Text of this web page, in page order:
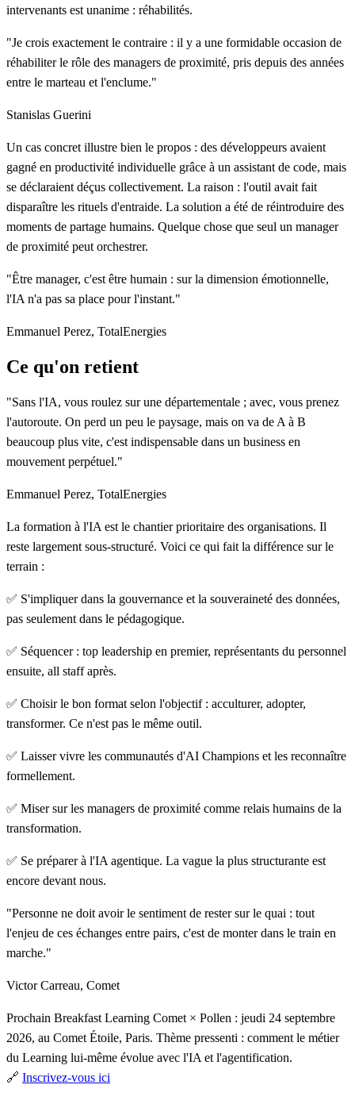
intervenants est unanime : réhabilités.
"Je crois exactement le contraire : il y a une formidable occasion de
réhabiliter le rôle des managers de proximité, pris depuis des années
entre le marteau et l'enclume."
Stanislas Guerini
Un cas concret illustre bien le propos : des développeurs avaient
gagné en productivité individuelle grâce à un assistant de code, mais
se déclaraient déçus collectivement. La raison : l'outil avait fait
disparaître les rituels d'entraide. La solution a été de réintroduire des
moments de partage humains. Quelque chose que seul un manager
de proximité peut orchestrer.
"Être manager, c'est être humain : sur la dimension émotionnelle,
l'IA n'a pas sa place pour l'instant."
Emmanuel Perez, TotalEnergies
Ce qu'on retient
"Sans l'IA, vous roulez sur une départementale ; avec, vous prenez
l'autoroute. On perd un peu le paysage, mais on va de A à B
beaucoup plus vite, c'est indispensable dans un business en
mouvement perpétuel."
Emmanuel Perez, TotalEnergies
La formation à l'IA est le chantier prioritaire des organisations. Il
reste largement sous-structuré. Voici ce qui fait la différence sur le
terrain :
✅ S'impliquer dans la gouvernance et la souveraineté des données,
pas seulement dans le pédagogique.
✅ Séquencer : top leadership en premier, représentants du personnel
ensuite, all staff après.
✅ Choisir le bon format selon l'objectif : acculturer, adopter,
transformer. Ce n'est pas le même outil.
✅ Laisser vivre les communautés d'AI Champions et les reconnaître
formellement.
✅ Miser sur les managers de proximité comme relais humains de la
transformation.
✅ Se préparer à l'IA agentique. La vague la plus structurante est
encore devant nous.
"Personne ne doit avoir le sentiment de rester sur le quai : tout
l'enjeu de ces échanges entre pairs, c'est de monter dans le train en
marche."
Victor Carreau, Comet
Prochain Breakfast Learning Comet × Pollen : jeudi 24 septembre
2026, au Comet Étoile, Paris. Thème pressenti : comment le métier
du Learning lui-même évolue avec l'IA et l'agentification.
🔗 Inscrivez-vous ici